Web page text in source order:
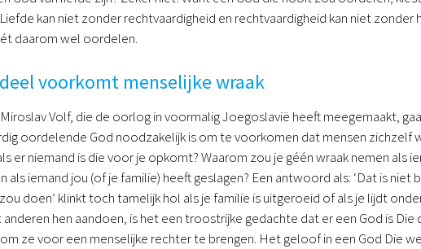
kan niet zonder rechtvaardigheid en rechtvaardigheid kan niet
daarom wel oordelen.
voorkomt menselijke wraak
Volf, die de oorlog in voormalig Joegoslavië heeft meegemaakt,
oordelende God noodzakelijk is om te voorkomen dat mensen zichzelf
er niemand is die voor je opkomt? Waarom zou je géén wraak nemen als
als iemand jou (of je familie) heeft geslagen? Een antwoord als: ‘Dat is
doen’ klinkt toch tamelijk hol als je familie is uitgeroeid of als je lijdt
hen aandoen, is het een troostrijke gedachte dat er een God is
ze voor een menselijke rechter te brengen. Het geloof in een God Die